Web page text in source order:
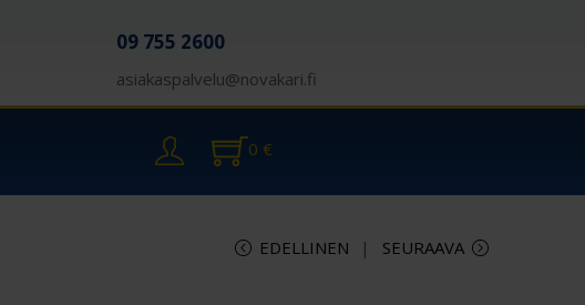
09 755 2600
asiakaspalvelu@novakari.fi
0 €
EDELLINEN SEURAAVA